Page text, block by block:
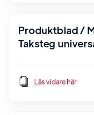
Produktblad /
Taksteg
Läs vidare här